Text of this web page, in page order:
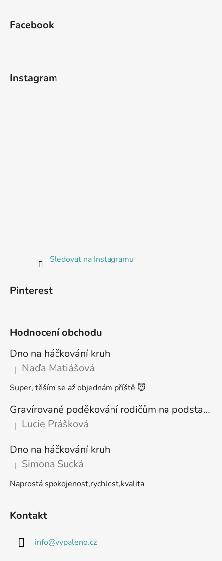
Facebook
Instagram
Sledovat na Instagramu
Pinterest
Hodnocení obchodu
Dno na háčkování kruh
Hodnocení produktu je 5 z 5 hvězdiček.
| Naďa Matiášová
Super, těším se až objednám příště 😇
Gravírované poděkování rodičům na podstavci
Hodnocení produktu je 5 z 5 hvězdiček.
| Lucie Prášková
Dno na háčkování kruh
Hodnocení produktu je 5 z 5 hvězdiček.
| Simona Sucká
Naprostá spokojenost,rychlost,kvalita
Kontakt
info@vypaleno.cz